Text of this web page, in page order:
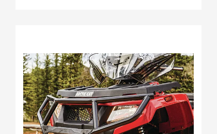
2012 US mod. 700 TRV GT
2012 XC 450 EFT IPM black-green 01
2013 1000 XT EFT white met
2013 450 R EFT Homologated
2013 550 EFT black
2013 550 XT EFT emerald green met
2013 700 Diesel EFT marsh